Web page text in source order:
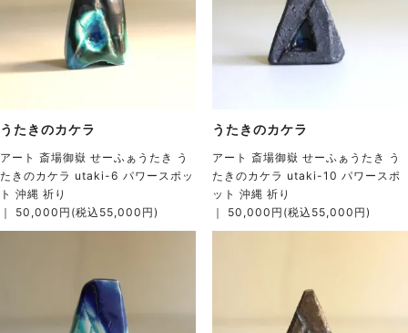
うたきのカケラ
アート 斎場御嶽 せーふぁうたき う
たきのカケラ utaki-6 パワースポッ
ト 沖縄 祈り
｜ 50,000円(税込55,000円)
うたきのカケラ
アート 斎場御嶽 せーふぁうたき う
たきのカケラ utaki-10 パワースポ
ット 沖縄 祈り
｜ 50,000円(税込55,000円)